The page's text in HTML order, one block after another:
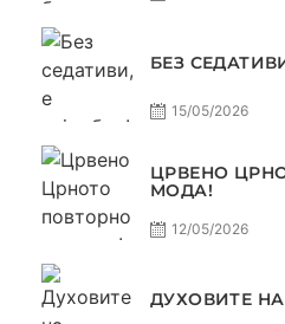
БЕЗ
15/05/2026
ЦРВЕНО
МОДА!
12/05/2026
ДУХОВИТЕ